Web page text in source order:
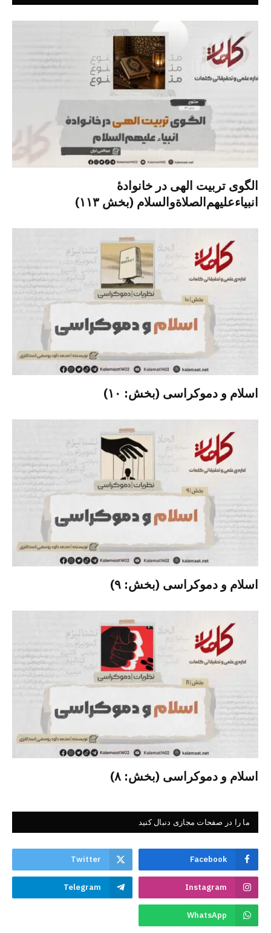
الگوی تربیت الهی در خانوادۀ
انبیاءعلیهم‌الصلاةو‌السلام (بخش ۱۱۳)
اسلام و دموکراسی (بخش: ۱۰)
اسلام و دموکراسی (بخش: ۹)
اسلام و دموکراسی (بخش: ۸)
ما را در صفحات مجازی دنبال کنید
Facebook
Twitter
Instagram
Telegram
WhatsApp